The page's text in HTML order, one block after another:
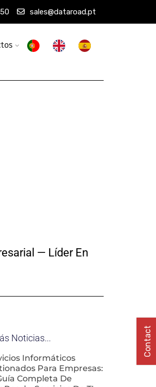
sales@dataroad.pt
— Líder En
Noticias...
Informáticos
Para Empresas:
Completa De
Contact